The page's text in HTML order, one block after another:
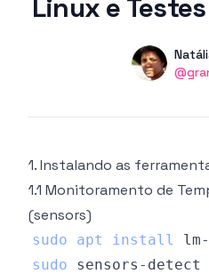
Linux e
Name
1. Instalando as
1.1 Monitoramento de
(sensors)
sudo apt install
sudo